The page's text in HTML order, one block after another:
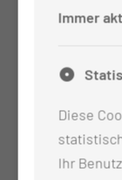
Immer
Diese
Ihr